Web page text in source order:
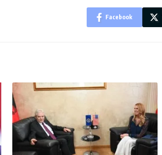
Facebook